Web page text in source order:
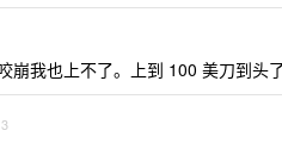
崩我也上不了。上到 100 美刀到头了